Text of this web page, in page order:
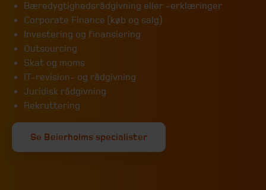
Bæredygtighedsrådgivning eller -erklæringer
Corporate Finance (køb og salg)
Investering og finansiering
Outsourcing
Skat og moms
IT-revision- og rådgivning
Juridisk rådgivning
Rekruttering
Se Beierholms specialister